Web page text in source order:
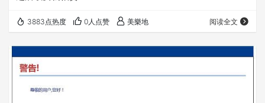
3883点热度 0人点赞 美樂地 阅读全文